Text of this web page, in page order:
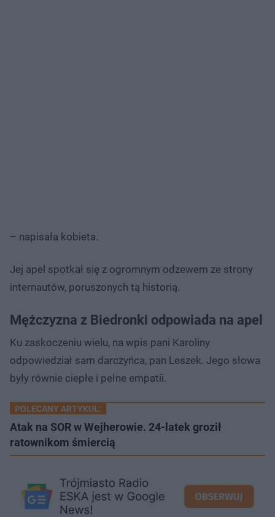
– napisała kobieta.
Jej apel spotkał się z ogromnym odzewem ze strony
internautów, poruszonych tą historią.
Mężczyzna z Biedronki odpowiada na apel
Ku zaskoczeniu wielu, na wpis pani Karoliny
odpowiedział sam darczyńca, pan Leszek. Jego słowa
były równie ciepłe i pełne empatii.
POLECANY ARTYKUŁ:
Atak na SOR w Wejherowie. 24-latek groził
ratownikom śmiercią